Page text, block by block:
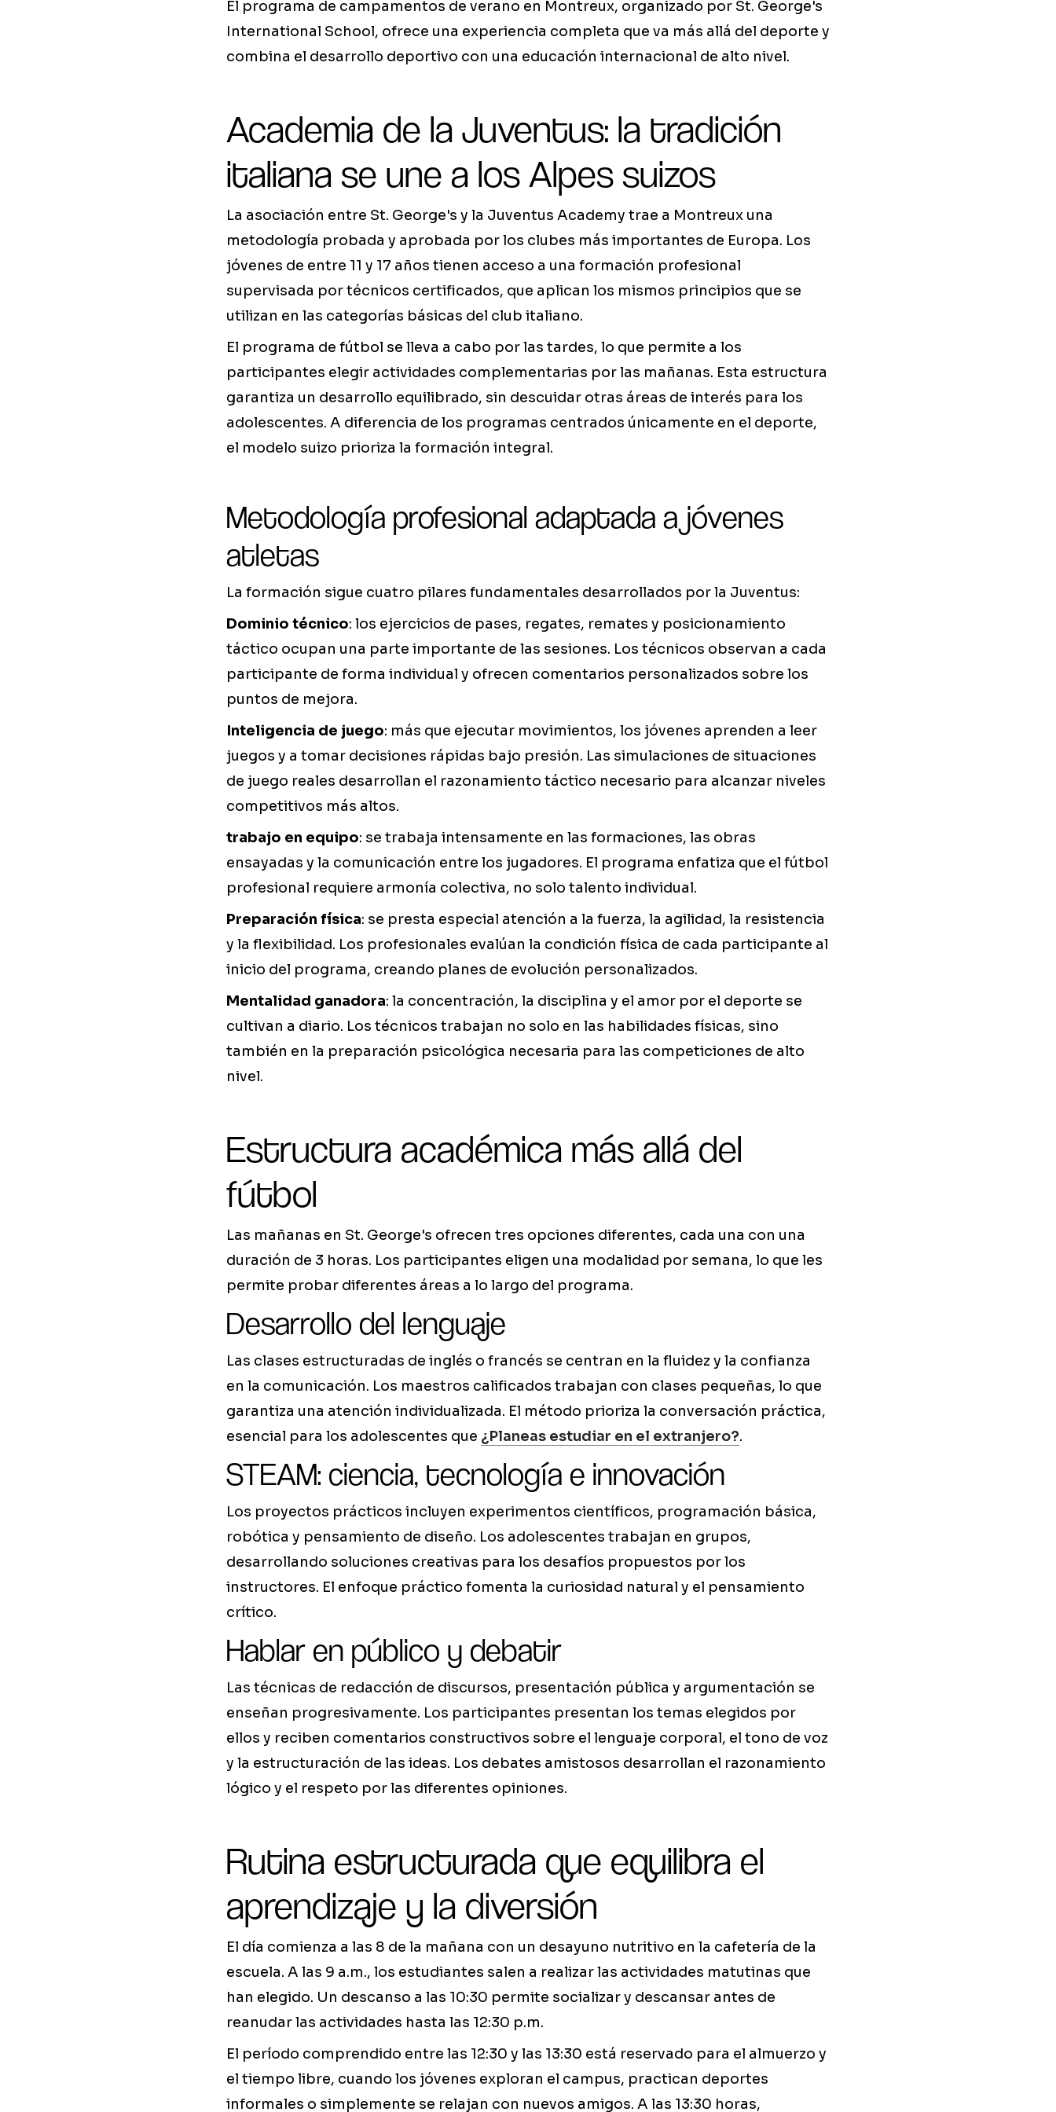
El programa de campamentos de verano en Montreux, organizado por St. George's
International School, ofrece una experiencia completa que va más allá del deporte y
combina el desarrollo deportivo con una educación internacional de alto nivel.
Academia de la Juventus: la tradición
italiana se une a los Alpes suizos
La asociación entre St. George's y la Juventus Academy trae a Montreux una
metodología probada y aprobada por los clubes más importantes de Europa. Los
jóvenes de entre 11 y 17 años tienen acceso a una formación profesional
supervisada por técnicos certificados, que aplican los mismos principios que se
utilizan en las categorías básicas del club italiano.
El programa de fútbol se lleva a cabo por las tardes, lo que permite a los
participantes elegir actividades complementarias por las mañanas. Esta estructura
garantiza un desarrollo equilibrado, sin descuidar otras áreas de interés para los
adolescentes. A diferencia de los programas centrados únicamente en el deporte,
el modelo suizo prioriza la formación integral.
Metodología profesional adaptada a jóvenes
atletas
La formación sigue cuatro pilares fundamentales desarrollados por la Juventus:
Dominio técnico: los ejercicios de pases, regates, remates y posicionamiento
táctico ocupan una parte importante de las sesiones. Los técnicos observan a cada
participante de forma individual y ofrecen comentarios personalizados sobre los
puntos de mejora.
Inteligencia de juego: más que ejecutar movimientos, los jóvenes aprenden a leer
juegos y a tomar decisiones rápidas bajo presión. Las simulaciones de situaciones
de juego reales desarrollan el razonamiento táctico necesario para alcanzar niveles
competitivos más altos.
trabajo en equipo: se trabaja intensamente en las formaciones, las obras
ensayadas y la comunicación entre los jugadores. El programa enfatiza que el fútbol
profesional requiere armonía colectiva, no solo talento individual.
Preparación física: se presta especial atención a la fuerza, la agilidad, la resistencia
y la flexibilidad. Los profesionales evalúan la condición física de cada participante al
inicio del programa, creando planes de evolución personalizados.
Mentalidad ganadora: la concentración, la disciplina y el amor por el deporte se
cultivan a diario. Los técnicos trabajan no solo en las habilidades físicas, sino
también en la preparación psicológica necesaria para las competiciones de alto
nivel.
Estructura académica más allá del
fútbol
Las mañanas en St. George's ofrecen tres opciones diferentes, cada una con una
duración de 3 horas. Los participantes eligen una modalidad por semana, lo que les
permite probar diferentes áreas a lo largo del programa.
Desarrollo del lenguaje
Las clases estructuradas de inglés o francés se centran en la fluidez y la confianza
en la comunicación. Los maestros calificados trabajan con clases pequeñas, lo que
garantiza una atención individualizada. El método prioriza la conversación práctica,
esencial para los adolescentes que ¿Planeas estudiar en el extranjero?.
STEAM: ciencia, tecnología e innovación
Los proyectos prácticos incluyen experimentos científicos, programación básica,
robótica y pensamiento de diseño. Los adolescentes trabajan en grupos,
desarrollando soluciones creativas para los desafíos propuestos por los
instructores. El enfoque práctico fomenta la curiosidad natural y el pensamiento
crítico.
Hablar en público y debatir
Las técnicas de redacción de discursos, presentación pública y argumentación se
enseñan progresivamente. Los participantes presentan los temas elegidos por
ellos y reciben comentarios constructivos sobre el lenguaje corporal, el tono de voz
y la estructuración de las ideas. Los debates amistosos desarrollan el razonamiento
lógico y el respeto por las diferentes opiniones.
Rutina estructurada que equilibra el
aprendizaje y la diversión
El día comienza a las 8 de la mañana con un desayuno nutritivo en la cafetería de la
escuela. A las 9 a.m., los estudiantes salen a realizar las actividades matutinas que
han elegido. Un descanso a las 10:30 permite socializar y descansar antes de
reanudar las actividades hasta las 12:30 p.m.
El período comprendido entre las 12:30 y las 13:30 está reservado para el almuerzo y
el tiempo libre, cuando los jóvenes exploran el campus, practican deportes
informales o simplemente se relajan con nuevos amigos. A las 13:30 horas,